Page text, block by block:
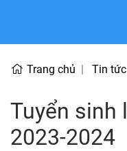
Trang chủ Tin tức
Tuyển sinh
2023-2024